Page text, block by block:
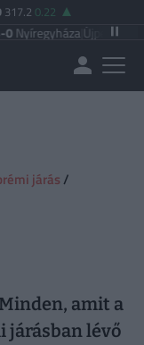
317.2 0.22
|Újpest FC 4-2
járás /
amit a
járásban lévő